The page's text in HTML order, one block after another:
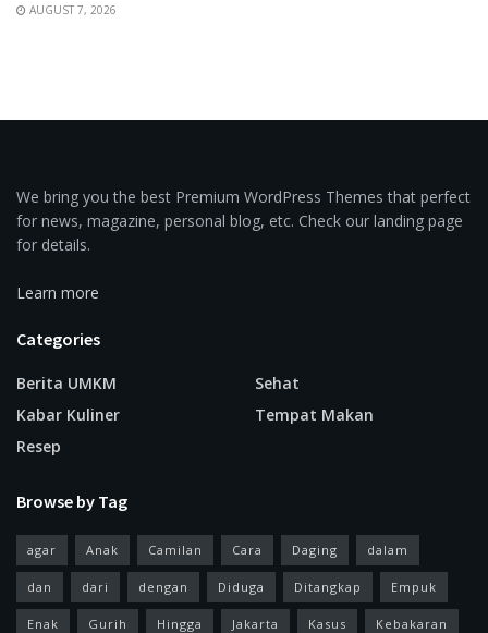
AUGUST 7, 2026
We bring you the best Premium WordPress Themes that perfect
for news, magazine, personal blog, etc. Check our landing page
for details.
Learn more
Categories
Berita UMKM
Kabar Kuliner
Resep
Sehat
Tempat Makan
Browse by Tag
agar Anak Camilan Cara Daging dalam
dan dari dengan Diduga Ditangkap Empuk
Enak Gurih Hingga Jakarta Kasus Kebakaran